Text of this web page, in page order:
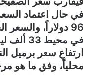
في حال اعتماد
96 دولاراً،
في
ارتفاع سعر برميل
محلياً، وفق ما هو